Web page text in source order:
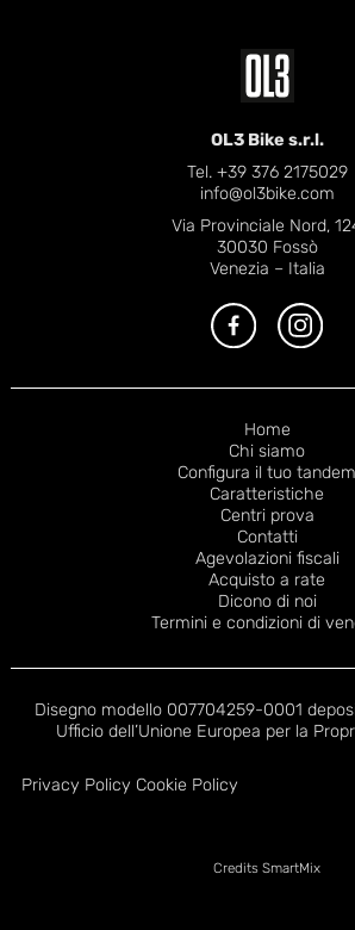
OL3 Bike s.r.l.
Tel. +39 376 2175029
info@ol3bike.com
Via Provinciale Nord,
30030 Fossò
Venezia – Italia
Home
Chi siamo
Configura il tuo tandem
Caratteristiche
Centri prova
Contatti
Agevolazioni fiscali
Acquisto a rate
Dicono di noi
Termini e condizioni di
Disegno modello 007704259-0001
Ufficio dell’Unione Europea per la
Privacy Policy Cookie Policy
Credits SmartMix